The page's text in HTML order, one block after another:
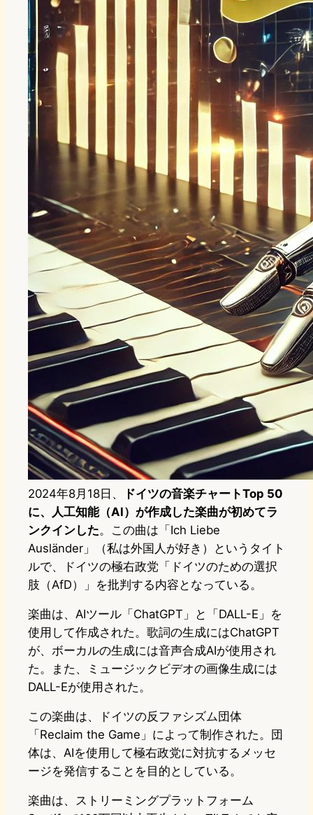
2024年8月18日、
ドイツの音楽チャートTop 50
に、人工知能（AI）が作成した楽曲が初めてラ
ンクインした。この曲は「Ich Liebe
Ausländer」（私は外国人が好き）というタイト
ルで、ドイツの極右政党「ドイツのための選択
肢（AfD）」を批判する内容となっている。
楽曲は、AIツール「ChatGPT」と「DALL-E」を
使用して作成された。歌詞の生成にはChatGPT
が、ボーカルの生成には音声合成AIが使用され
た。また、ミュージックビデオの画像生成には
DALL-Eが使用された。
この楽曲は、ドイツの反ファシズム団体
「Reclaim the Game」によって制作された。団
体は、AIを使用して極右政党に対抗するメッセ
ージを発信することを目的としている。
楽曲は、ストリーミングプラットフォーム